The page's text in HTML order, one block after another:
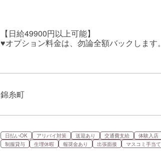
【日給49900円以上可能】
♥オプション料金は、勿論全額バックします。
錦糸町
日払いOK アリバイ対策 送迎あり 交通費支給 体験入店
制服貸与
生理休暇 報奨金あり 出張面接 マスコミ手当て